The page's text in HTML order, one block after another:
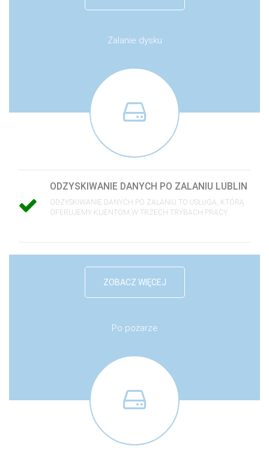
Zalanie dysku
ODZYSKIWANIE DANYCH PO ZALANIU LUBLIN
ODZYSKIWANIE DANYCH PO ZALANIU TO USŁUGA, KTÓRĄ
OFERUJEMY KLIENTOM W TRZECH TRYBACH PRACY.
ZOBACZ WIĘCEJ
Po pożarze